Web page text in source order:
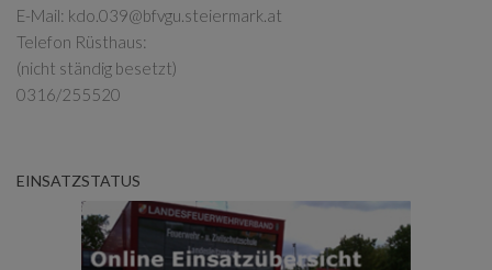
E-Mail: kdo.039@bfvgu.steiermark.at
Telefon Rüsthaus:
(nicht ständig besetzt)
0316/255520
EINSATZSTATUS